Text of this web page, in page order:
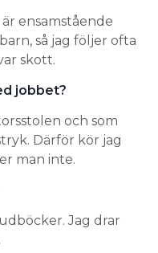
ensamstående
så jag följer ofta
skott.
jobbet?
och som
Därför kör jag
man inte.
Jag drar